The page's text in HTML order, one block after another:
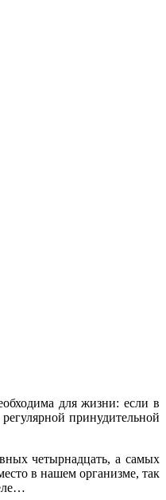
для жизни: если в
принудительной
четырнадцать, а самых
в нашем организме, так